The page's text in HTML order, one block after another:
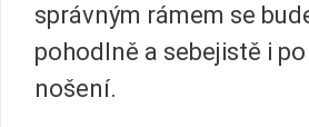
správným rámem se
pohodlně a sebejistě i
nošení.